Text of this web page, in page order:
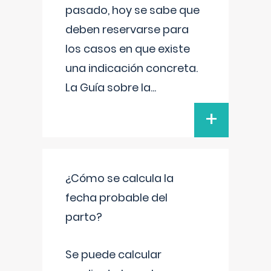
pasado, hoy se sabe que
deben reservarse para
los casos en que existe
una indicación concreta.
La Guía sobre la...
+
¿Cómo se calcula la
fecha probable del
parto?
Se puede calcular